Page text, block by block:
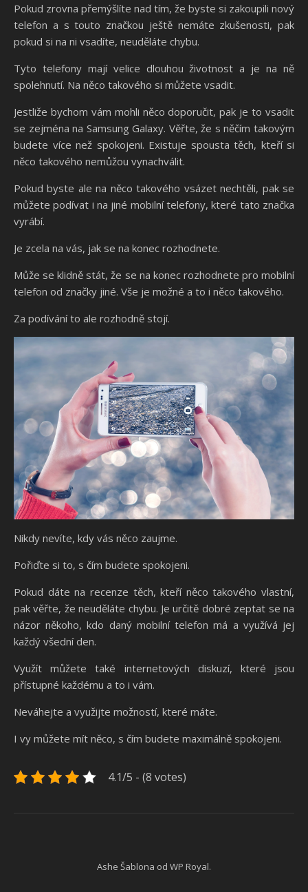
Pokud zrovna přemýšlíte nad tím, že byste si zakoupili nový
telefon a s touto značkou ještě nemáte zkušenosti, pak
pokud si na ni vsadíte, neuděláte chybu.
Tyto telefony mají velice dlouhou životnost a je na ně
spolehnutí. Na něco takového si můžete vsadit.
Jestliže bychom vám mohli něco doporučit, pak je to vsadit
se zejména na Samsung Galaxy. Věřte, že s něčím takovým
budete více než spokojeni. Existuje spousta těch, kteří si
něco takového nemůžou vynachválit.
Pokud byste ale na něco takového vsázet nechtěli, pak se
můžete podívat i na jiné mobilní telefony, které tato značka
vyrábí.
Je zcela na vás, jak se na konec rozhodnete.
Může se klidně stát, že se na konec rozhodnete pro mobilní
telefon od značky jiné. Vše je možné a to i něco takového.
Za podívání to ale rozhodně stojí.
Nikdy nevíte, kdy vás něco zaujme.
Pořiďte si to, s čím budete spokojeni.
Pokud dáte na recenze těch, kteří něco takového vlastní,
pak věřte, že neuděláte chybu. Je určitě dobré zeptat se na
názor někoho, kdo daný mobilní telefon má a využívá jej
každý všední den.
Využít můžete také internetových diskuzí, které jsou
přístupné každému a to i vám.
Neváhejte a využijte možností, které máte.
I vy můžete mít něco, s čím budete maximálně spokojeni.
4.1/5 - (8 votes)
Ashe Šablona od WP Royal.